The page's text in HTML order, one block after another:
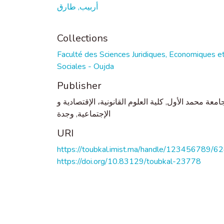
أربيب, طارق
Collections
Faculté des Sciences Juridiques, Economiques
Sociales - Oujda
Publisher
محمد الأول, كلية العلوم القانونية، الإقتصادية و
الإجتماعية, وجدة
URI
https://toubkal.imist.ma/handle/123456789/
https://doi.org/10.83129/toubkal-23778